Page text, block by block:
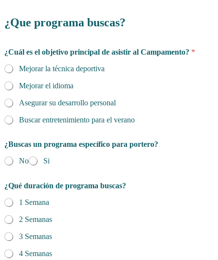
¿Que programa buscas?
¿Cuál es el objetivo principal de asistir al Campamento? *
Mejorar la técnica deportiva
Mejorar el idioma
Asegurar su desarrollo personal
Buscar entretenimiento para el verano
¿Buscas un programa específico para portero?
No
Si
¿Qué duración de programa buscas?
1 Semana
2 Semanas
3 Semanas
4 Semanas